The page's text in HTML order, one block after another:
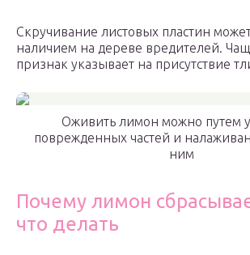
Скручивание листовых пластин
наличием на дереве вредителей.
признак указывает на присутствие
Оживить лимон можно путем
поврежденных частей и
ним
Почему лимон
что делать